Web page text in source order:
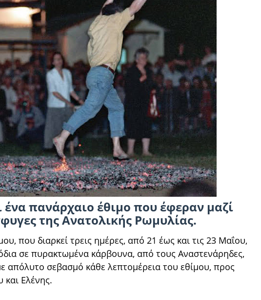
ένα πανάρχαιο έθιμο που έφεραν μαζί
της Ανατολικής Ρωμυλίας.
που διαρκεί τρεις ημέρες, από 21 έως και τις 23 Μαΐου,
σε πυρακτωμένα κάρβουνα, από τους Αναστενάρηδες,
απόλυτο σεβασμό κάθε λεπτομέρεια του εθίμου, προς
και Ελένης.